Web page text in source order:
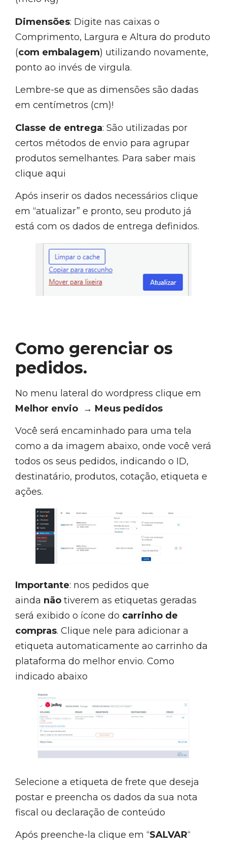
Dimensões: Digite nas caixas o
Comprimento, Largura e Altura do produto
(com embalagem) utilizando novamente,
ponto ao invés de virgula.
Lembre-se que as dimensões são dadas
em centímetros (cm)!
Classe de entrega: São utilizadas por
certos métodos de envio para agrupar
produtos semelhantes. Para saber mais
clique aqui
Após inserir os dados necessários clique
em “atualizar” e pronto, seu produto já
está com os dados de entrega definidos.
Como gerenciar os
pedidos.
No menu lateral do wordpress clique em
Melhor envio → Meus pedidos
Você será encaminhado para uma tela
como a da imagem abaixo, onde você verá
todos os seus pedidos, indicando o ID,
destinatário, produtos, cotação, etiqueta e
ações.
Importante: nos pedidos que
ainda não tiverem as etiquetas geradas
será exibido o ícone do carrinho de
compras. Clique nele para adicionar a
etiqueta automaticamente ao carrinho da
plataforma do melhor envio. Como
indicado abaixo
Selecione a etiqueta de frete que deseja
postar e preencha os dados da sua nota
fiscal ou declaração de conteúdo
Após preenche-la clique em “SALVAR“